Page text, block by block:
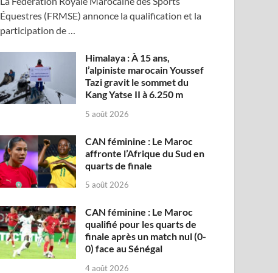
Équestres (FRMSE) annonce la qualification et la
participation de …
Himalaya : À 15 ans,
l’alpiniste marocain Youssef
Tazi gravit le sommet du
Kang Yatse II à 6.250 m
5 août 2026
CAN féminine : Le Maroc
affronte l’Afrique du Sud en
quarts de finale
5 août 2026
CAN féminine : Le Maroc
qualifié pour les quarts de
finale après un match nul (0-
0) face au Sénégal
4 août 2026